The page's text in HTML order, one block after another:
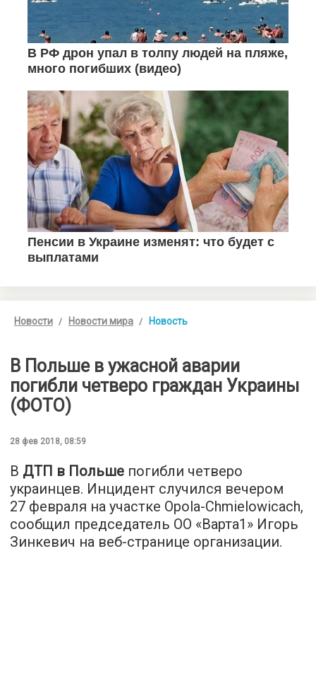
Новости Новости мира Новость
В Польше в ужасной аварии
погибли четверо граждан Украины
(ФОТО)
28 фев 2018, 08:59
В ДТП в Польше погибли четверо
украинцев. Инцидент случился вечером
27 февраля на участке Opola-Chmielowicach,
сообщил председатель ОО «Варта1 » Игорь
Зинкевич на веб-странице организации.